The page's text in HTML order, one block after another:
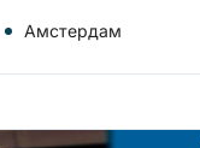
Амстердам